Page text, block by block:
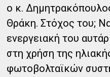
ο κ.
Θράκη. Στόχος του;
ενεργειακή του
στη χρήση της
φωτοβολταϊκών